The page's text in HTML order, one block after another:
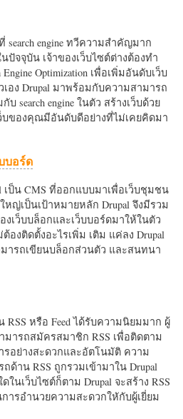
search engine ทวีความสำคัญมาก
นปัจจุบัน เจ้าของเว็บไซต์ต่างต้องทำ
Engine Optimization เพื่อเพิ่มอันดับเว็บ
เอง Drupal มาพร้อมกับความสามารถ
search engine ในตัว สร้างเว็บด้วย
บของคุณมีอันดับดีอย่างที่ไม่เคยคิดมา
บอร์ด
เป็น CMS ที่ออกแบบมาเพื่อเว็บชุมชน
หญ่เป็นเป้าหมายหลัก Drupal จึงมีรวม
งเว็บบล็อกและเว็บบอร์ดมาให้ในตัว
ต้องติดตั้งอะไรเพิ่ม เติม แค่ลง Drupal
ารถเขียนบล็อกส่วนตัว และสนทนา
RSS หรือ Feed ได้รับความนิยมมาก ผู้
มารถสมัครสมาชิก RSS เพื่อติดตาม
รอย่างสะดวกและอัตโนมัติ ความ
ถด้าน RSS ถูกรวมเข้ามาใน Drupal
นเว็บไซต์ก็ตาม Drupal จะสร้าง RSS
ารอำนวยความสะดวกใหักับผู้เยี่ยม